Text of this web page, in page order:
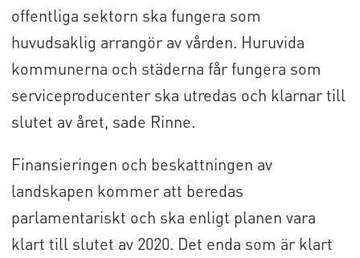
offentliga sektorn ska fungera som
huvudsaklig arrangör av vården. Huruvida
kommunerna och städerna får fungera som
serviceproducenter ska utredas och klarnar till
slutet av året, sade Rinne.
Finansieringen och beskattningen av
landskapen kommer att beredas
parlamentariskt och ska enligt planen vara
klart till slutet av 2020. Det enda som är klart